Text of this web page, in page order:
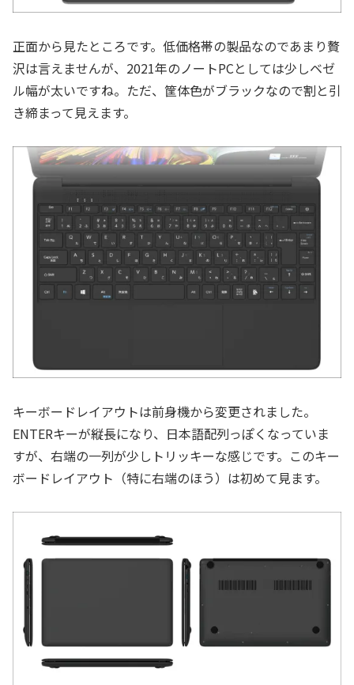
正面から見たところです。低価格帯の製品なのであまり贅
沢は言えませんが、2021年のノートPCとしては少しベゼ
ル幅が太いですね。ただ、筐体色がブラックなので割と引
き締まって見えます。
キーボードレイアウトは前身機から変更されました。
ENTERキーが縦長になり、日本語配列っぽくなっていま
すが、右端の一列が少しトリッキーな感じです。このキー
ボードレイアウト（特に右端のほう）は初めて見ます。